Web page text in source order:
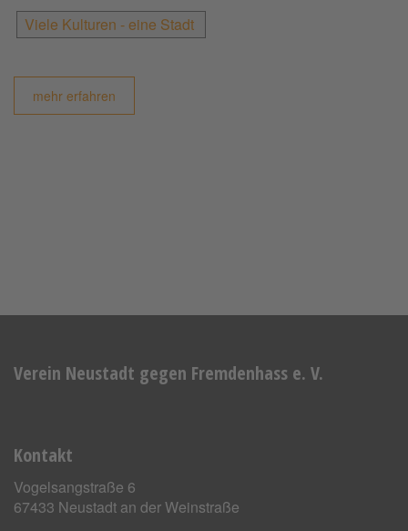
Viele Kulturen - eine Stadt
mehr erfahren
Verein Neustadt gegen Fremdenhass e. V.
Kontakt
Vogelsangstraße 6
67433 Neustadt an der Weinstraße